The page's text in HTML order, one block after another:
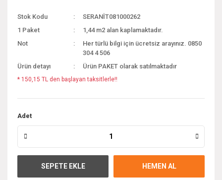
Stok Kodu
SERANİT081000262
1 Paket
1,44 m2 alan kaplamaktadır.
Not
Her türlü bilgi için ücretsiz arayınız. 0850
304 4 506
Ürün detayı
Ürün PAKET olarak satılmaktadır
* 150,15 TL den başlayan taksitlerle!!
Adet
SEPETE EKLE HEMEN AL